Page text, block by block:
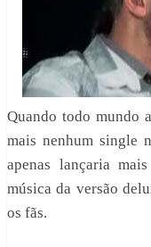
Quando todo mundo
mais nenhum single
apenas lançaria
música da versão
os fãs.